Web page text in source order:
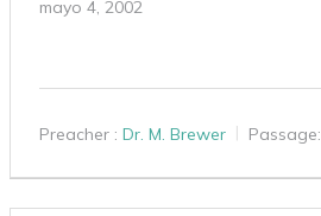
mayo 4, 2002
Preacher : Dr. M. Brewer Passage: